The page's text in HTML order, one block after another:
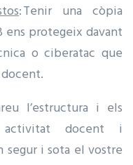
: Tenir una còpia
ens protegeix davant
o ciberatac que
l’estructura i els
docent i
segur i sota el vostre